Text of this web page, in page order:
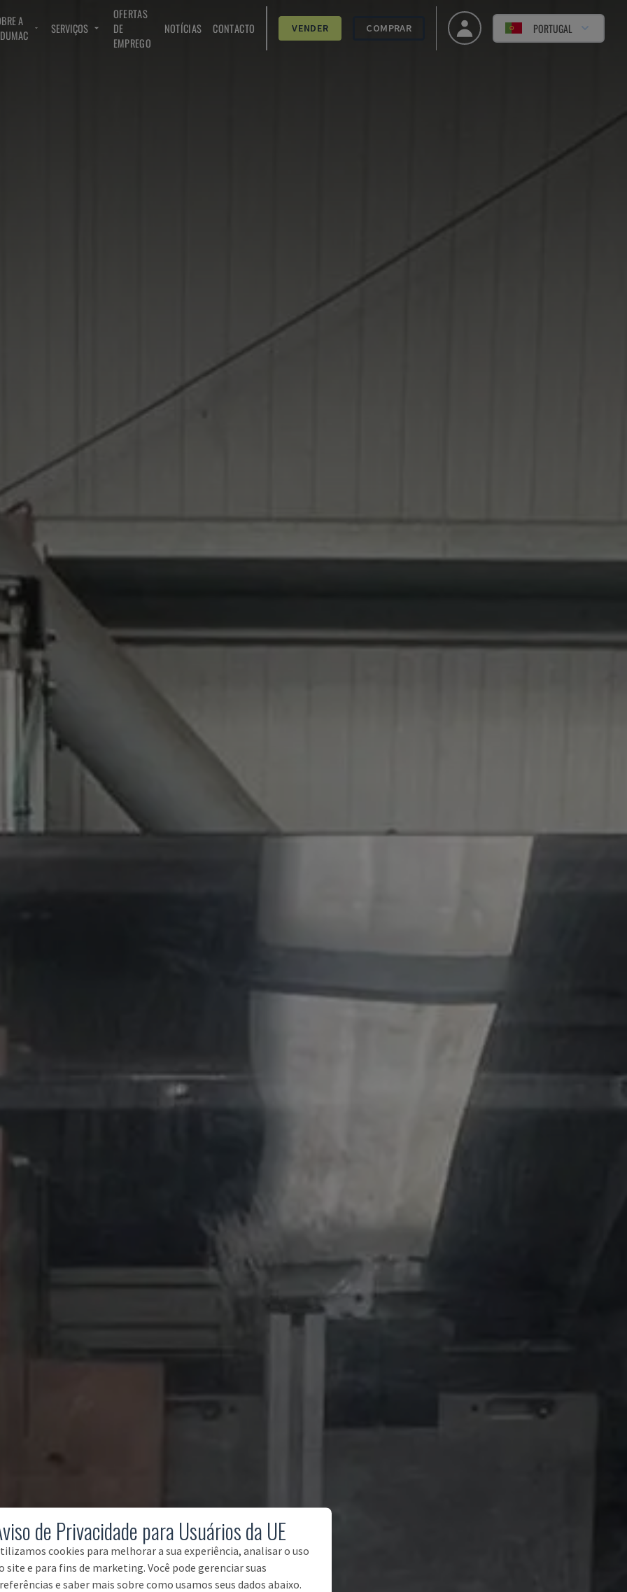
A
SERVIÇOS
OFERTAS
DE
EMPREGO
NOTÍCIAS CONTACTO VENDER COMPRAR PORTUGAL
de Privacidade para Usuários da UE
cookies para melhorar a sua experiência, analisar o uso
site e para fins de marketing. Você pode gerenciar suas
e saber mais sobre como usamos seus dados abaixo.